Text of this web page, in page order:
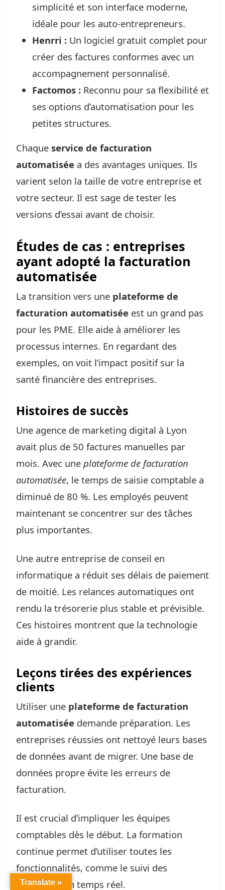
simplicité et son interface moderne,
idéale pour les auto-entrepreneurs.
Henrri : Un logiciel gratuit complet pour
créer des factures conformes avec un
accompagnement personnalisé.
Factomos : Reconnu pour sa flexibilité et
ses options d’automatisation pour les
petites structures.
Chaque service de facturation
automatisée a des avantages uniques. Ils
varient selon la taille de votre entreprise et
votre secteur. Il est sage de tester les
versions d’essai avant de choisir.
Études de cas : entreprises
ayant adopté la facturation
automatisée
La transition vers une plateforme de
facturation automatisée est un grand pas
pour les PME. Elle aide à améliorer les
processus internes. En regardant des
exemples, on voit l’impact positif sur la
santé financière des entreprises.
Histoires de succès
Une agence de marketing digital à Lyon
avait plus de 50 factures manuelles par
mois. Avec une plateforme de facturation
automatisée, le temps de saisie comptable a
diminué de 80 %. Les employés peuvent
maintenant se concentrer sur des tâches
plus importantes.
Une autre entreprise de conseil en
informatique a réduit ses délais de paiement
de moitié. Les relances automatiques ont
rendu la trésorerie plus stable et prévisible.
Ces histoires montrent que la technologie
aide à grandir.
Leçons tirées des expériences
clients
Utiliser une plateforme de facturation
automatisée demande préparation. Les
entreprises réussies ont nettoyé leurs bases
de données avant de migrer. Une base de
données propre évite les erreurs de
facturation.
Il est crucial d’impliquer les équipes
comptables dès le début. La formation
continue permet d’utiliser toutes les
fonctionnalités, comme le suivi des
paiements en temps réel.
Translate »